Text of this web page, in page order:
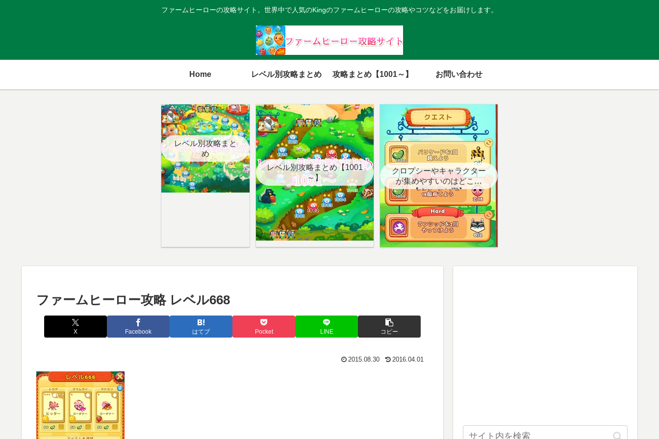
ファームヒーローの攻略サイト。世界中で人気のKingのファームヒーローの攻略やコツなどをお届けします。
Home レベル別攻略まとめ 攻略まとめ【1001～】 お問い合わせ
レベル別攻略まと
め
レベル別攻略まとめ【1001
～】
クロプシーやキャラクター
が集めやすいのはどこ？
【クエスト用】
ファームヒーロー攻略 レベル668
X Facebook はてブ Pocket LINE コピー
2015.08.30 2016.04.01